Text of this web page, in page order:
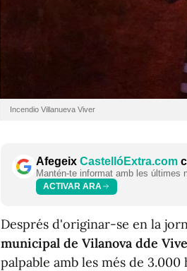
Incendio Villanueva Viver
Afegeix CastellóExtra.com
Mantén-te informat amb les últimes
ACTIVAR ARA
Després d'originar-se en la
municipal de Vilanova dde
palpable amb les més de